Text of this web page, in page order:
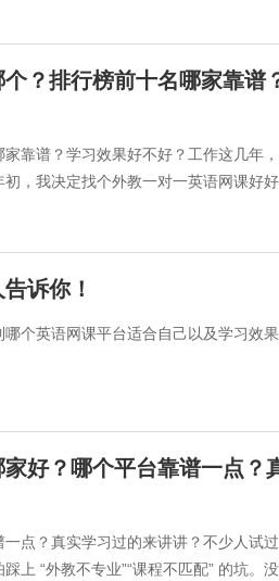
？排行榜前十名哪家靠谱
靠谱？学习效果好不好？工作这几年
，我决定找个外教一对一英语网课好好
诉你！
个英语网课平台适合自己以及学习效
好？哪个平台靠谱一点？
点？真实学习过的来讲讲？不少人试
上 “外教不专业”“课程不匹配” 的坑。